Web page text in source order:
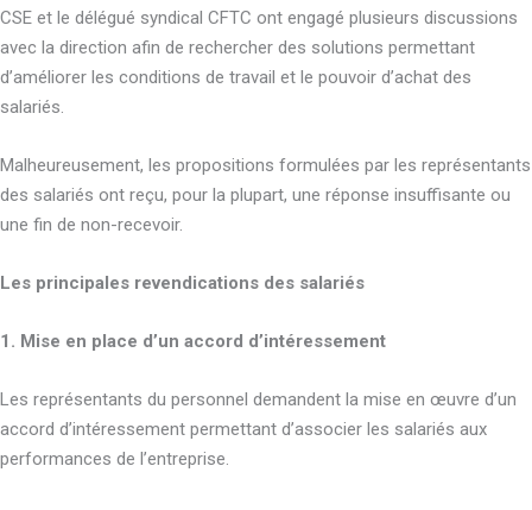
CSE et le délégué syndical CFTC ont engagé plusieurs discussions
avec la direction afin de rechercher des solutions permettant
d’améliorer les conditions de travail et le pouvoir d’achat des
salariés.
Malheureusement, les propositions formulées par les représentants
des salariés ont reçu, pour la plupart, une réponse insuffisante ou
une fin de non-recevoir.
Les principales revendications des salariés
1. Mise en place d’un accord d’intéressement
Les représentants du personnel demandent la mise en œuvre d’un
accord d’intéressement permettant d’associer les salariés aux
performances de l’entreprise.